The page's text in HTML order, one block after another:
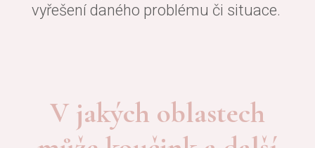
vyřešení daného problému či situace.
V jakých oblastech